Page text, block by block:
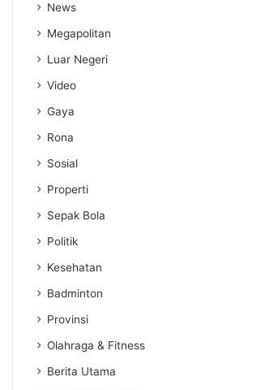
News
Megapolitan
Luar Negeri
Video
Gaya
Rona
Sosial
Properti
Sepak Bola
Politik
Kesehatan
Badminton
Provinsi
Olahraga & Fitness
Berita Utama